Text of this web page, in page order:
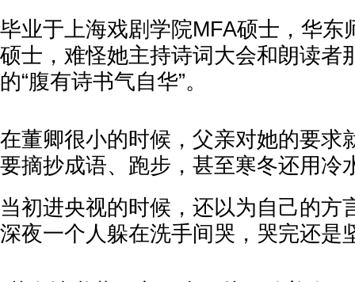
毕业于上海戏剧学院MFA硕士，华东
硕士，难怪她主持诗词大会和朗读者
的“腹有诗书气自华”。
在董卿很小的时候，父亲对她的要求
要摘抄成语、跑步，甚至寒冬还用冷
当初进央视的时候，还以为自己的方
深夜一个人躲在洗手间哭，哭完还是